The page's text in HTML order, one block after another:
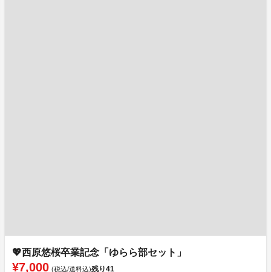
💖西原悠桜卒業記念「ゆらら部セット」
¥7,000 (税込/送料込)残り41